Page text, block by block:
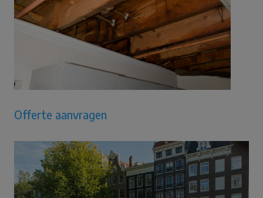
Offerte aanvragen